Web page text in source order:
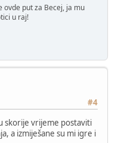
ovde put za Becej, ja mu
u raj!
#4
skorije vrijeme postaviti
a izmiješane su mi igre i